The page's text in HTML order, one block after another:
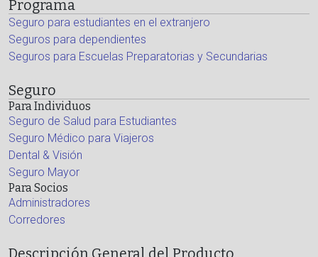
Programa
Seguro para estudiantes en el extranjero
Seguros para dependientes
Seguros para Escuelas Preparatorias y Secundarias
Seguro
Para Individuos
Seguro de Salud para Estudiantes
Seguro Médico para Viajeros
Dental & Visión
Seguro Mayor
Para Socios
Administradores
Corredores